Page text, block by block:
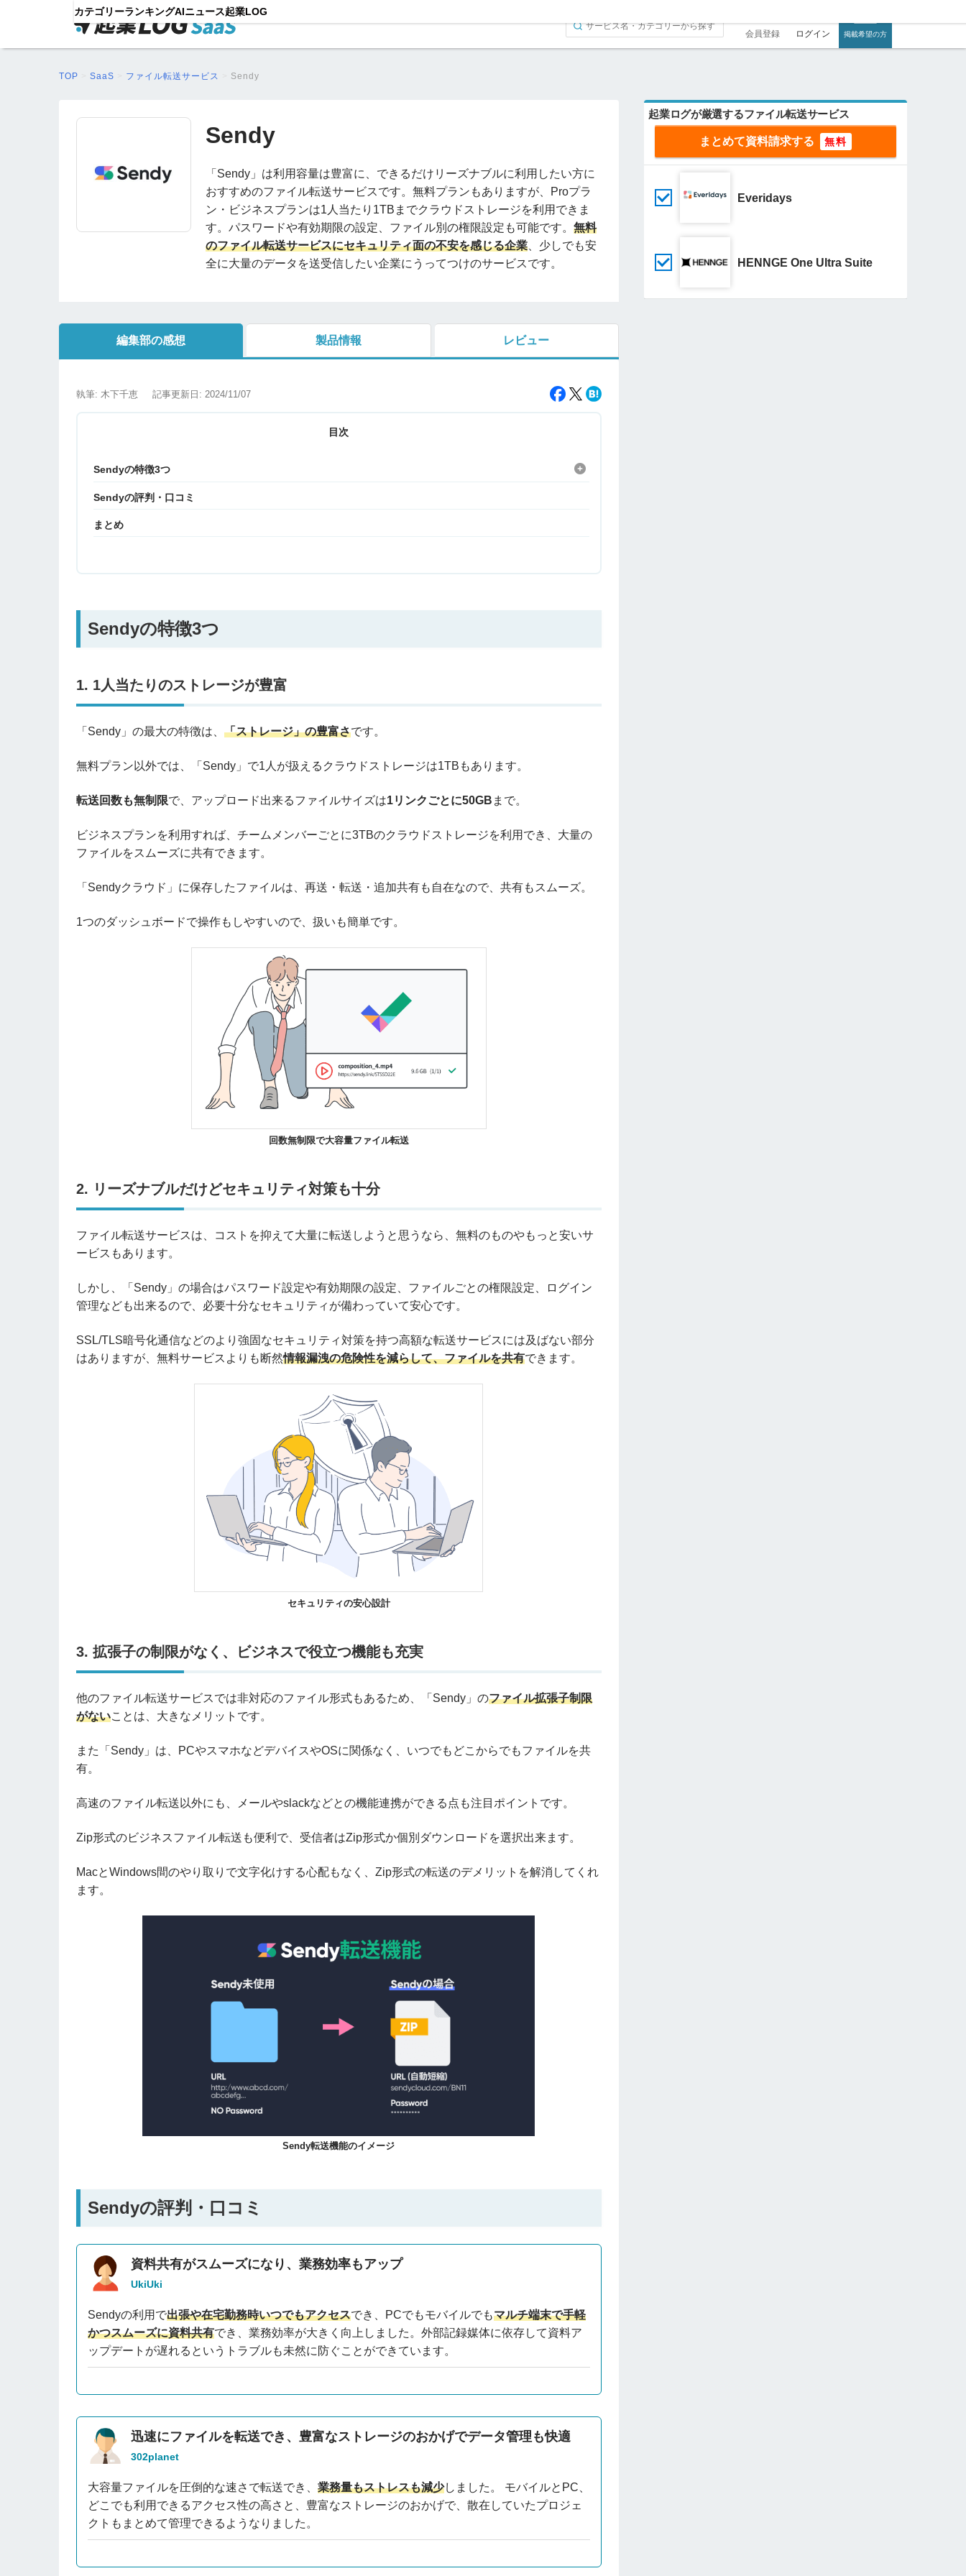
カテゴリーランキングAIニュース起業LOG
会員登録 ログイン 掲載希望の方
TOP SaaS ファイル転送サービス Sendy
Sendy
「Sendy」は利用容量は豊富に、できるだけリーズナブルに利用したい方に
おすすめのファイル転送サービスです。無料プランもありますが、Proプラ
ン・ビジネスプランは1人当たり1TBまでクラウドストレージを利用できま
す。パスワードや有効期限の設定、ファイル別の権限設定も可能です。 無料
のファイル転送サービスにセキュリティ面の不安を感じる企業 、少しでも安
全に大量のデータを送受信したい企業にうってつけのサービスです。
編集部の感想 製品情報 レビュー
執筆: 木下千恵 記事更新日: 2024/11/07
目次
Sendyの特徴3つ
Sendyの評判・口コミ
まとめ
Sendyの特徴3つ
1. 1人当たりのストレージが豊富
「Sendy」の最大の特徴は、 「ストレージ」の豊富さです。
無料プラン以外では、「Sendy」で1人が扱えるクラウドストレージは1TBもあります。
転送回数も無制限で、アップロード出来るファイルサイズは1リンクごとに50GB まで。
ビジネスプランを利用すれば、チームメンバーごとに3TBのクラウドストレージを利用でき、大量の
ファイルをスムーズに共有できます。
「Sendyクラウド」に保存したファイルは、再送・転送・追加共有も自在なので、共有もスムーズ。
1つのダッシュボードで操作もしやすいので、扱いも簡単です。
回数無制限で大容量ファイル転送
2. リーズナブルだけどセキュリティ対策も十分
ファイル転送サービスは、コストを抑えて大量に転送しようと思うなら、無料のものやもっと安いサ
ービスもあります。
しかし、「Sendy」の場合はパスワード設定や有効期限の設定、ファイルごとの権限設定、ログイン
管理なども出来るので、必要十分なセキュリティが備わっていて安心です。
SSL/TLS暗号化通信などのより強固なセキュリティ対策を持つ高額な転送サービスには及ばない部分
はありますが、無料サービスよりも断然情報漏洩の危険性を減らして、ファイルを共有できます。
セキュリティの安心設計
3. 拡張子の制限がなく、ビジネスで役立つ機能も充実
他のファイル転送サービスでは非対応のファイル形式もあるため、「Sendy」のファイル拡張子制限
がないことは、大きなメリットです。
また「Sendy」は、PCやスマホなどデバイスやOSに関係なく、いつでもどこからでもファイルを共
有。
高速のファイル転送以外にも、メールやslackなどとの機能連携ができる点も注目ポイントです。
Zip形式のビジネスファイル転送も便利で、受信者はZip形式か個別ダウンロードを選択出来ます。
MacとWindows間のやり取りで文字化けする心配もなく、Zip形式の転送のデメリットを解消してくれ
ます。
Sendy転送機能のイメージ
Sendyの評判・口コミ
資料共有がスムーズになり、業務効率もアップ
UkiUki
Sendyの利用で出張や在宅勤務時いつでもアクセスでき、PCでもモバイルでもマルチ端末で手軽
かつスムーズに資料共有でき、業務効率が大きく向上しました。外部記録媒体に依存して資料ア
ップデートが遅れるというトラブルも未然に防ぐことができています。
迅速にファイルを転送でき、豊富なストレージのおかげでデータ管理も快適
302planet
大容量ファイルを圧倒的な速さで転送でき、 業務量もストレスも減少しました。 モバイルとPC、
どこでも利用できるアクセス性の高さと、豊富なストレージのおかげで、散在していたプロジェ
クトもまとめて管理できるようなりました。
起業ログが厳選するファイル転送サービス
まとめて資料請求する
Everidays
HENNGE One Ultra Suite